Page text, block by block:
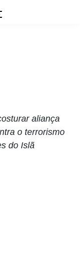
aliança
o terrorismo
do Islã